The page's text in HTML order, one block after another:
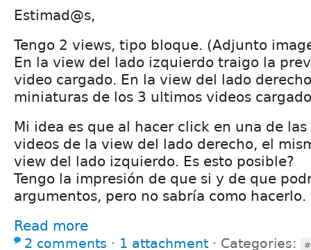
Estimad@s,
Tengo 2 views, tipo bloque. (Adjunto
En la view del lado izquierdo traigo la
video cargado. En la view del lado
miniaturas de los 3 ultimos videos
Mi idea es que al hacer click en una de
videos de la view del lado derecho, el
view del lado izquierdo. Es esto posible?
Tengo la impresión de que si y de que
argumentos, pero no sabría como hacerlo.
Read more
2 comments ⋅ 1 attachment ⋅ Categories: